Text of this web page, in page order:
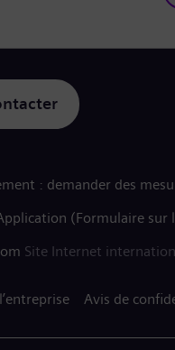
: demander des
(Formulaire sur
Site Internet
Avis de